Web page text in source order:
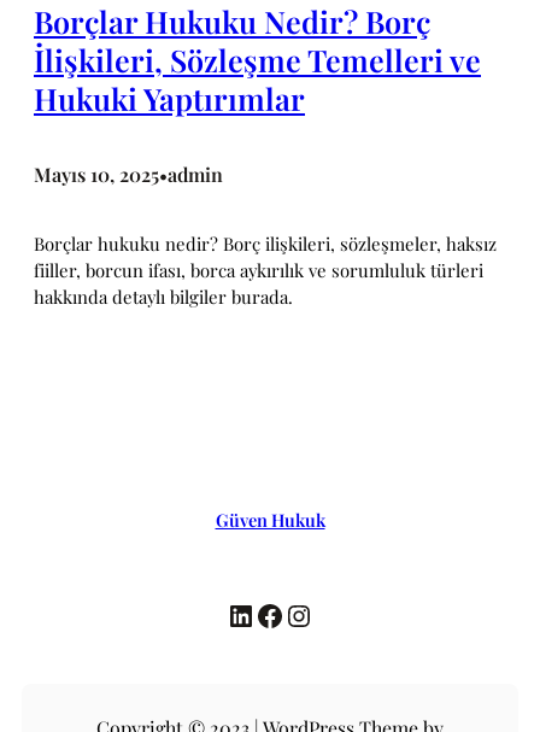
Borçlar Hukuku Nedir? Borç
İlişkileri, Sözleşme Temelleri ve
Hukuki Yaptırımlar
Mayıs 10, 2025•admin
Borçlar hukuku nedir? Borç ilişkileri, sözleşmeler, haksız
fiiller, borcun ifası, borca aykırılık ve sorumluluk türleri
hakkında detaylı bilgiler burada.
Güven Hukuk
LinkedIn Facebook Instagram